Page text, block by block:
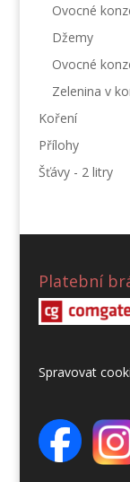
Ovocné
Džemy
Ovocné
Zelenina v
Koření
Přílohy
Šťávy - 2 litry
Platební
Spravovat